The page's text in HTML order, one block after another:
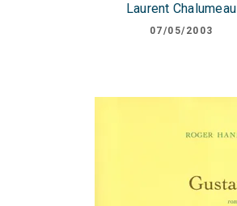
Laurent Chalumeau
07/05/2003